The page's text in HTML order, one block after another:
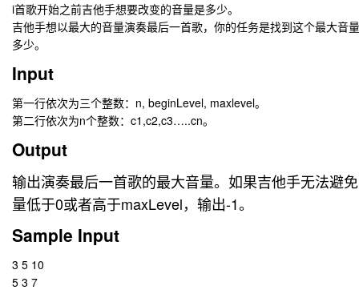
i首歌开始之前吉他手想要改变的音量是多少。
吉他手想以最大的音量演奏最后一首歌，你的任务是找到这个最大音
多少。
Input
第一行依次为三个整数：n, beginLevel, maxlevel。
第二行依次为n个整数：c1,c2,c3…..cn。
Output
输出演奏最后一首歌的最大音量。如果吉他手无法避
量低于0或者高于maxLevel，输出-1。
Sample Input
3 5 10
5 3 7